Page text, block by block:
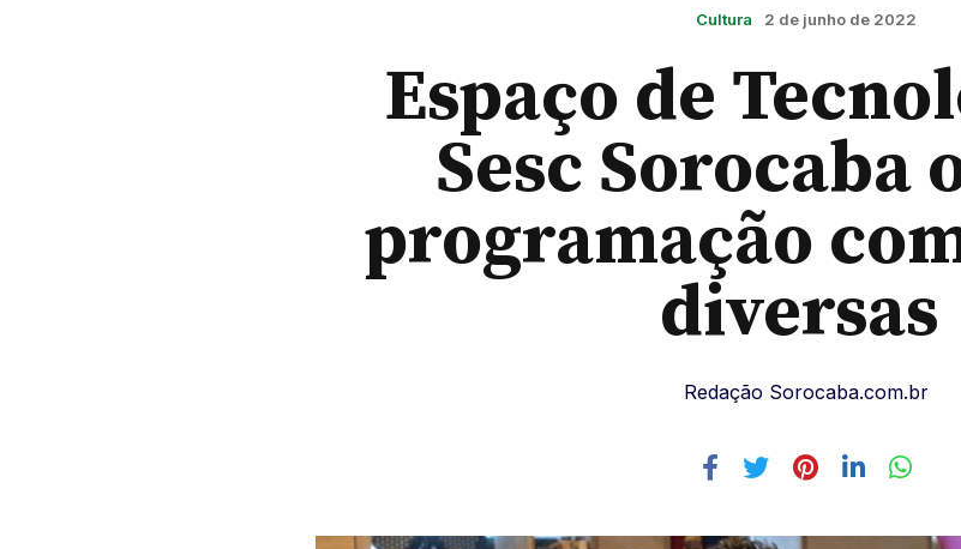
Cultura 2 de junho de 2022
Espaço de
Sesc Sorocaba
programação
diversas
Redação Sorocaba.com.br